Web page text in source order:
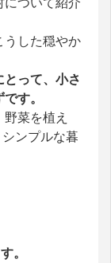
うした穏やか
って、小さ
す。
菜を植え
ンプルな暮
。